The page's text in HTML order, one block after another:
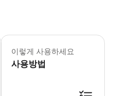
• 투어는 날씨에 상관 없이 진행됩니
이렇게 사용하세요
사용방법